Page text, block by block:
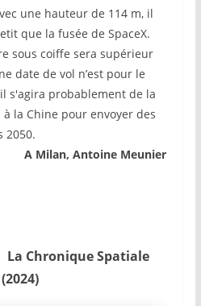
une hauteur de 114 m, il
que la fusée de SpaceX.
sous coiffe sera supérieur
date de vol n’est pour le
s'agira probablement de la
la Chine pour envoyer des
2050.
A Milan, Antoine Meunier
Spatiale
(2024)